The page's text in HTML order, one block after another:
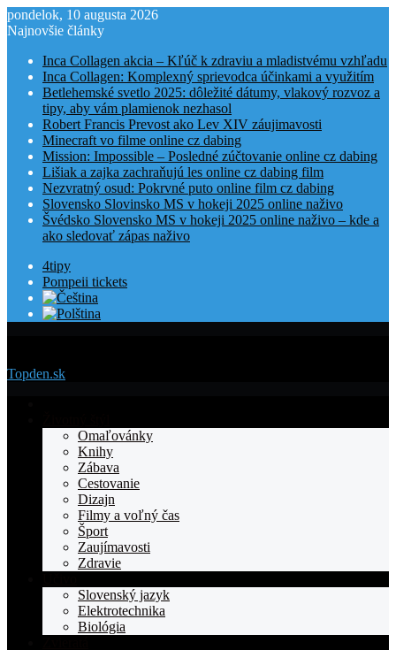
pondelok, 10 augusta 2026
Najnovšie články
Inca Collagen akcia – Kľúč k zdraviu a mladistvému vzhľadu
Inca Collagen: Komplexný sprievodca účinkami a využitím
Betlehemské svetlo 2025: dôležité dátumy, vlakový rozvoz a
tipy, aby vám plamienok nezhasol
Robert Francis Prevost ako Lev XIV záujimavosti
Minecraft vo filme online cz dabing
Mission: Impossible – Posledné zúčtovanie online cz dabing
Lišiak a zajka zachraňujú les online cz dabing film
Nezvratný osud: Pokrvné puto online film cz dabing
Slovensko Slovinsko MS v hokeji 2025 online naživo
Švédsko Slovensko MS v hokeji 2025 online naživo – kde a
ako sledovať zápas naživo
4tipy
Pompeii tickets
Topden.sk
TOPden.skOmaľovánky
Knihy
Zábava
Cestovanie
Dizajn
Filmy a voľný čas
Šport
Zaujímavosti
Zdravie
Slovenský jazyk
Elektrotechnika
Biológia